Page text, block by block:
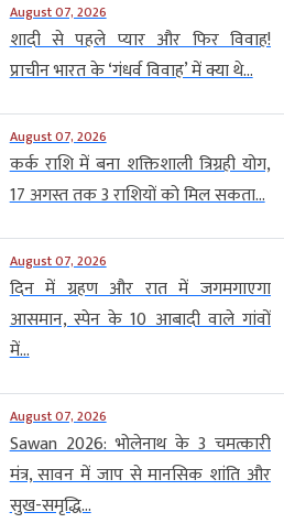
August 07, 2026
शादी से पहले प्यार और फिर विवाह!
प्राचीन भारत के ‘गंधर्व विवाह’ में क्या थे...
August 07, 2026
कर्क राशि में बना शक्तिशाली त्रिग्रही योग,
17 अगस्त तक 3 राशियों को मिल सकता...
August 07, 2026
दिन में ग्रहण और रात में जगमगाएगा
आसमान, स्पेन के 10 आबादी वाले गांवों
में...
August 07, 2026
Sawan 2026: भोलेनाथ के 3 चमत्कारी
मंत्र, सावन में जाप से मानसिक शांति और
सुख-समृद्धि...